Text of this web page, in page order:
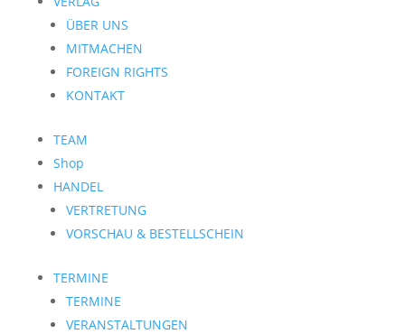
ÜBER UNS
MITMACHEN
FOREIGN RIGHTS
KONTAKT
TEAM
Shop
HANDEL
VERTRETUNG
VORSCHAU & BESTELLSCHEIN
TERMINE
TERMINE
VERANSTALTUNGEN